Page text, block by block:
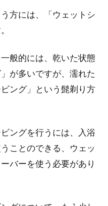
方には、「ウェットシ
般的には、乾いた状態
が多いですが、濡れた
ング」という髭剃り方
ングを行うには、入浴
ことのできる、ウェッ
バーを使う必要があり